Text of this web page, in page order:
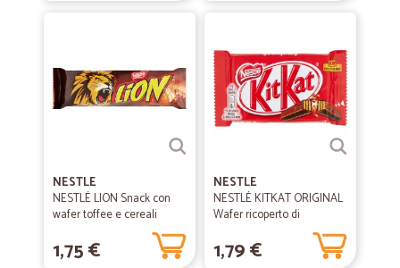
NESTLE
NESTLÉ LION Snack con
wafer toffee e cereali
1,75 €
NESTLE
NESTLÉ KITKAT ORIGINAL
Wafer ricoperto di
1,79 €